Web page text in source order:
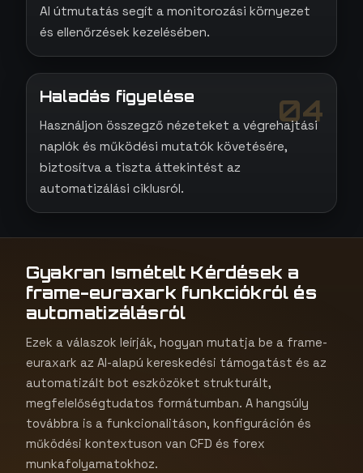
AI útmutatás segít a monitorozási környezet
és ellenőrzések kezelésében.
04
Haladás figyelése
Használjon összegző nézeteket a végrehajtási
naplók és működési mutatók követésére,
biztosítva a tiszta áttekintést az
automatizálási ciklusról.
Gyakran Ismételt Kérdések a
frame-euraxark funkciókról és
automatizálásról
Ezek a válaszok leírják, hogyan mutatja be a frame-
euraxark az AI-alapú kereskedési támogatást és az
automatizált bot eszközöket strukturált,
megfelelőségtudatos formátumban. A hangsúly
továbbra is a funkcionalitáson, konfiguráción és
működési kontextuson van CFD és forex
munkafolyamatokhoz.